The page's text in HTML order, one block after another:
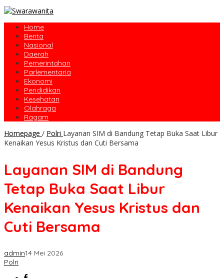
Home
Berita
Nasional
Daerah
Pemerintahan
Parlementaria
Ekonomi
Pendidikan
Kesehatan
Olahraga
Ragam
Homepage / Polri Layanan SIM di Bandung Tetap Buka Saat Libur
Kenaikan Yesus Kristus dan Cuti Bersama
Layanan SIM di Bandung
Tetap Buka Saat Libur
Kenaikan Yesus Kristus dan
Cuti Bersama
admin14 Mei 2026
Polri